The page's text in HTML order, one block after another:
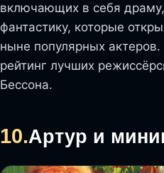
включающих в себя
фантастику, которые
ныне популярных
рейтинг лучших
Бессона.
10.Артур и